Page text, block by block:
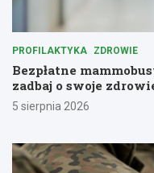
PROFILAKTYKA ZDROWIE
Bezpłatne
zadbaj o swoje
5 sierpnia 2026